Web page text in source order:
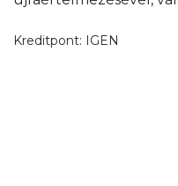
Kreditpont: IGEN